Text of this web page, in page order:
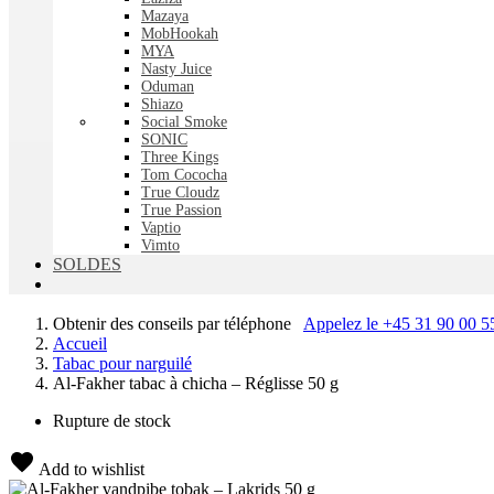
Mazaya
MobHookah
MYA
Nasty Juice
Oduman
Shiazo
Social Smoke
SONIC
Three Kings
Tom Cococha
True Cloudz
True Passion
Vaptio
Vimto
SOLDES
Obtenir des conseils par téléphone
Appelez le +45 31 90 00
Accueil
Tabac pour narguilé
Al-Fakher tabac à chicha – Réglisse 50 g
Rupture de stock
Add to wishlist